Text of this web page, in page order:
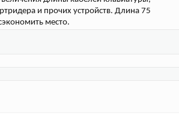
и прочих устройств. Длина 75
место.